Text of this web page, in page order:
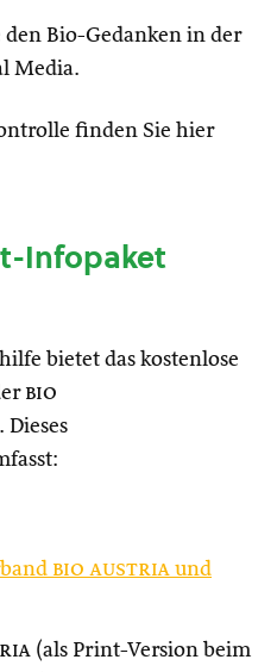
Bio-Gedanken in der
Media.
finden Sie hier
Infopaket
bietet das kostenlose
bio
Dieses
bio austria und
(als Print-Version beim